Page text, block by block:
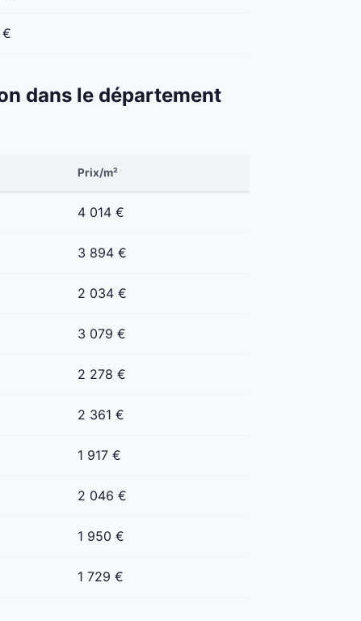
€
dans le département
Prix/m²
4 014 €
3 894 €
2 034 €
3 079 €
2 278 €
2 361 €
1 917 €
2 046 €
1 950 €
1 729 €